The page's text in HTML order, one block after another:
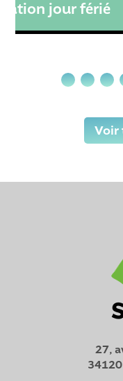
jour férié
Voir
27,